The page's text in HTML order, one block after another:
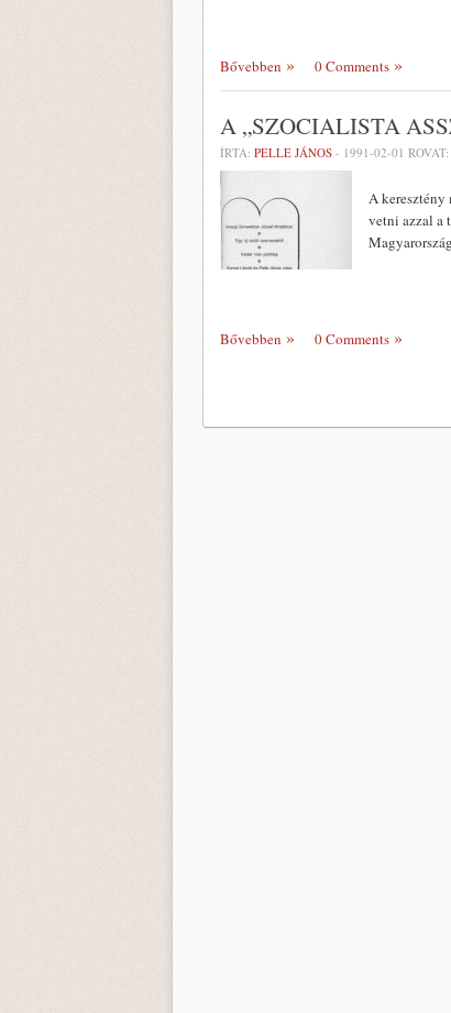
Bővebben 0 Comments
A „SZOCIALISTA
ÍRTA: PELLE JÁNOS - 1991-02-01 ROVAT:
A
vetni azzal a
Bővebben 0 Comments